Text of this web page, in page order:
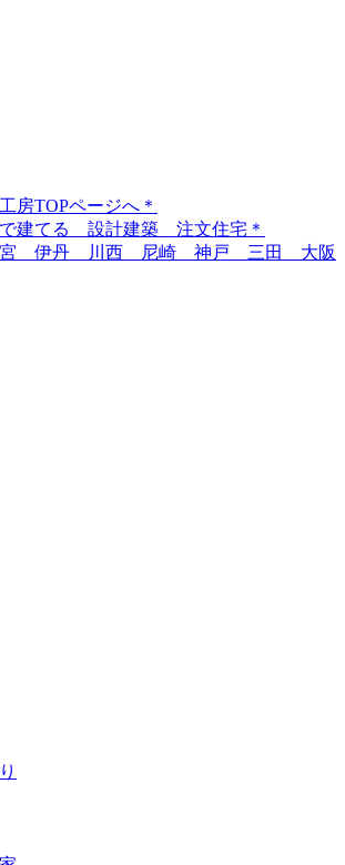
房TOPページへ＊
建てる 設計建築 注文住宅＊
宮 伊丹 川西 尼崎 神戸 三田 大阪